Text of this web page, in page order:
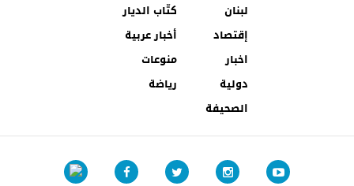
لبنان
كتّاب الديار
إقتصاد
أخبار عربية
اخبار
دولية
منوعات
رياضة
الصحيفة